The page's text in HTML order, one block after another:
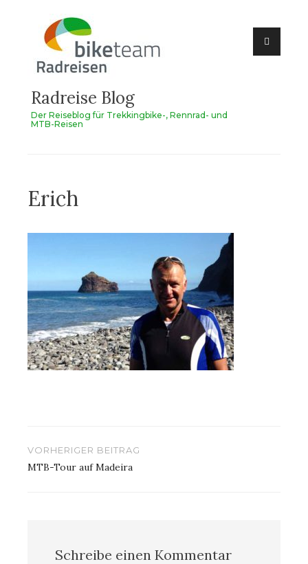
springen
Radreise Blog
Der Reiseblog für Trekkingbike-, Rennrad- und
MTB-Reisen
Erich
Beitragsnavigation
VORHERIGER BEITRAG
MTB-Tour auf Madeira
Schreibe einen Kommentar